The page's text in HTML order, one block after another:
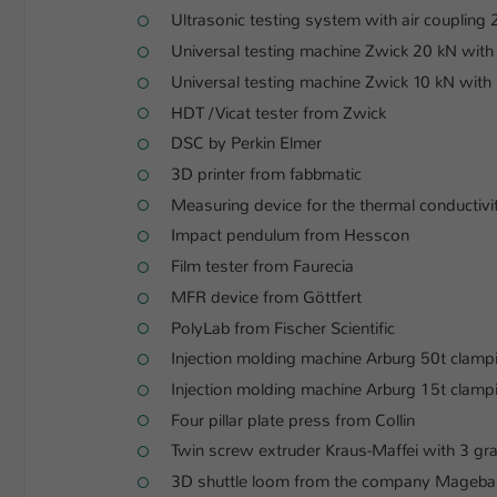
Ultrasonic testing system with air coupling
Universal testing machine Zwick 20 kN
Universal testing machine Zwick 10 kN
HDT / Vicat tester from Zwick
DSC by Perkin Elmer
3D printer from fabbmatic
Measuring device for the thermal
Impact pendulum from Hesscon
Film tester from Faurecia
MFR device from Göttfert
PolyLab from Fischer Scientific
Injection molding machine Arburg 50t
Injection molding machine Arburg 15t
Four pillar plate press from Collin
Twin screw extruder Kraus-Maffei with 3
3D shuttle loom from the company Mageba